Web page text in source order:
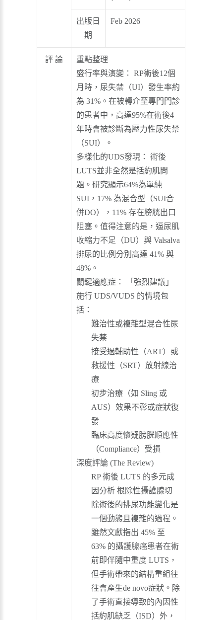
出版日
期
Feb 2026
評 論
重點整理
盛行率與演變： RP術後12個
月時，尿失禁（UI）發生率約
為 31%。在被轉介至專門門診
的患者中，高達95%在術後4
年時會被診斷為壓力性尿失禁
（SUI）。
多樣化的UDS發現： 術後
LUTS並非全然是括約肌問
題。研究顯示64%為單純
SUI，17% 為混合型（SUI合
併DO），11% 存在膀胱出口
阻塞。值得注意的是，逼尿肌
收縮力不足（DU）與 Valsalva
排尿的比例分別高達 41% 與
48%。
關鍵適應症： 「強烈建議」
施行 UDS/VUDS 的情境包
括：
難治性或複雜型混合性尿
失禁
接受過輔助性（ART）或
救援性（SRT）放射線治
療
初步治療（如 Sling 或
AUS）效果不彰或症狀復
發
臨床高度懷疑膀胱順應性
（Compliance）受損
深度評論 (The Review)
RP 術後 LUTS 的多元成
因分析 根除性攝護腺切
除術後的排尿功能變化是
一個動態且複雜的過程。
雖然文獻指出 45% 至
63% 的攝護腺癌患者在術
前即伴隨中重度 LUTS，
但手術帶來的結構重組往
往會產生de novo症狀。除
了手術直接導致的內因性
括約肌缺乏（ISD）外，